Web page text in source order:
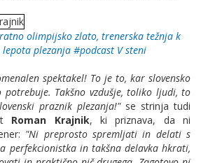
olimpijsko zlato, trenerska težnja k
plezanja #podcast V steni
spektakel! To je to, kar slovensko
Takšno vzdušje, toliko ljudi, to
praznik plezanja!" se strinja tudi
Roman Krajnik, ki priznava, da ni
"Ni preprosto spremljati in delati s
perfekcionistka in takšna delavka hkrati,